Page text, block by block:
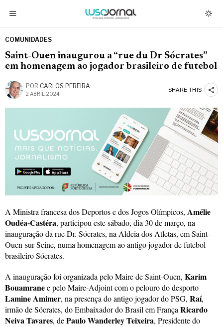
COMUNIDADES
Saint-Ouen inaugurou a “rue du Dr Sócrates”
em homenagem ao jogador brasileiro de futebol
POR CARLOS PEREIRA
2 ABRIL, 2024
SHARE THIS
A Ministra francesa dos Deportos e dos Jogos Olímpicos, Amélie
Oudéa-Castéra, participou este sábado, dia 30 de março, na
inauguração da rue Dr. Sócrates, na Aldeia dos Atletas, em Saint-
Ouen-sur-Seine, numa homenagem ao antigo jogador de futebol
brasileiro Sócrates.
A inauguração foi organizada pelo Maire de Saint-Ouen, Karim
Bouamranee pelo Maire-Adjoint com o pelouro do desporto
Lamine Amimer, na presença do antigo jogador do PSG, Raí,
irmão de Sócrates, do Embaixador do Brasil em França Ricardo
Neiva Tavares, dePaulo Wanderley Teixeira, Presidente do